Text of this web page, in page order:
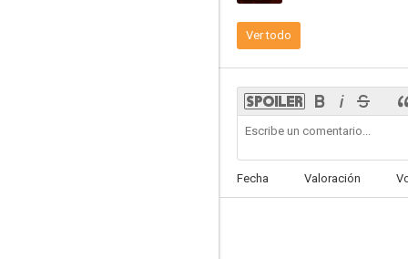
Ver todo
Fecha Valoración